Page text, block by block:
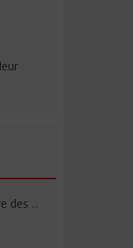
des ...